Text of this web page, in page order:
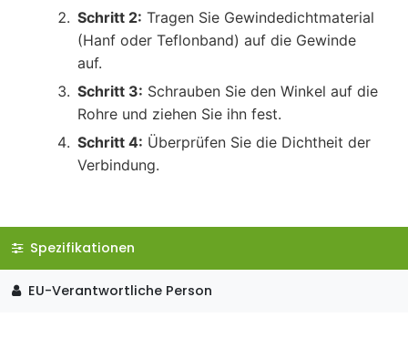
Schritt 2: Tragen Sie Gewindedichtmaterial
(Hanf oder Teflonband) auf die Gewinde
auf.
Schritt 3: Schrauben Sie den Winkel auf die
Rohre und ziehen Sie ihn fest.
Schritt 4: Überprüfen Sie die Dichtheit der
Verbindung.
Spezifikationen
EU-Verantwortliche Person